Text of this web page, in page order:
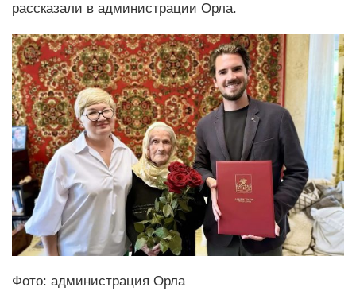
рассказали в администрации Орла.
Фото: администрация Орла